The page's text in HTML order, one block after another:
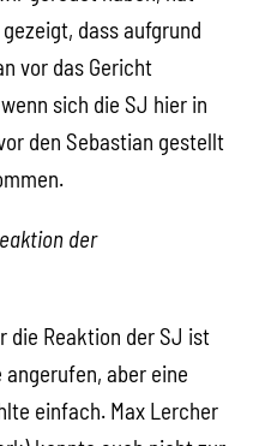
dass aufgrund
vor das Gericht
sich die SJ hier in
den Sebastian gestellt
der
die Reaktion der SJ ist
aber eine
einfach. Max Lercher